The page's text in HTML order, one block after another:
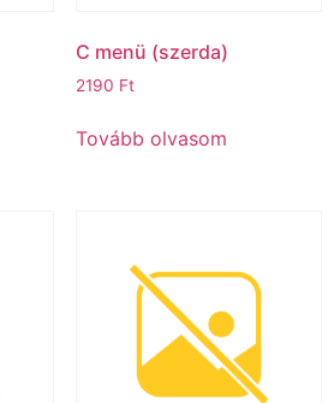
C menü (szerda)
2190 Ft
Tovább olvasom